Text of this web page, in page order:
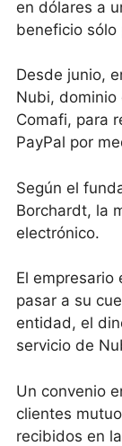
en dólares a
beneficio sólo
Desde junio,
Nubi,
Comafi, para
PayPal por
Según el
Borchardt, la
electrónico.
El empresario
pasar a su
entidad, el
servicio de
Un convenio
clientes
recibidos en